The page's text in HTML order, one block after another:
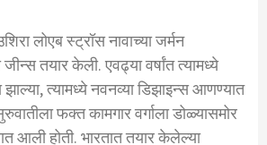
लोएब स्ट्रॉस नावाच्या जर्मन
जीन्स तयार केली. एवढ्या वर्षांत त्यामध्ये
त्यामध्ये नवनव्या डिझाइन्स आणण्यात
फक्त कामगार वर्गाला डोळ्यासमोर
आली होती. भारतात तयार केलेल्या